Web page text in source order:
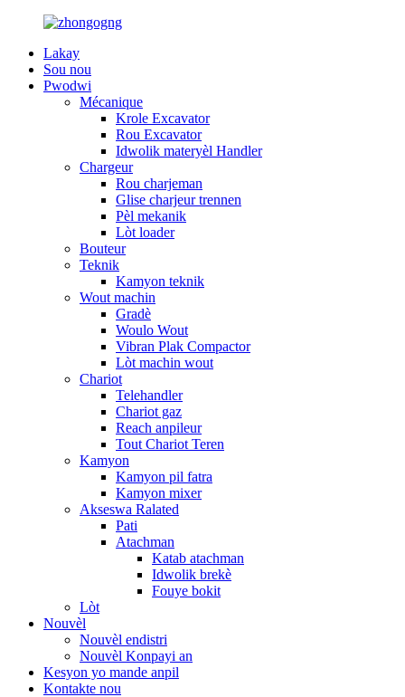
Lakay
Sou nou
Pwodwi
Mécanique
Krole Excavator
Rou Excavator
Idwolik materyèl Handler
Chargeur
Rou charjeman
Glise charjeur trennen
Pèl mekanik
Lòt loader
Bouteur
Teknik
Kamyon teknik
Wout machin
Gradè
Woulo Wout
Vibran Plak Compactor
Lòt machin wout
Chariot
Telehandler
Chariot gaz
Reach anpileur
Tout Chariot Teren
Kamyon
Kamyon pil fatra
Kamyon mixer
Akseswa Ralated
Pati
Atachman
Katab atachman
Idwolik brekè
Fouye bokit
Lòt
Nouvèl
Nouvèl endistri
Nouvèl Konpayi an
Kesyon yo mande anpil
Kontakte nou